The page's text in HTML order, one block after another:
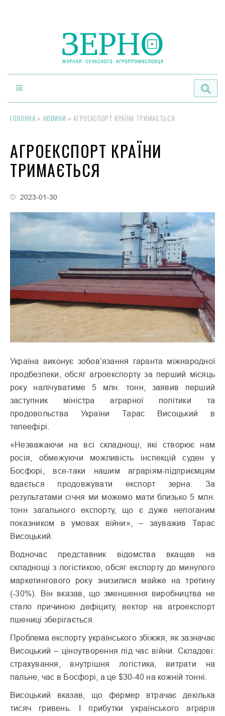
ГОЛОВНА » НОВИНИ »АГРОЕКСПОРТ КРАЇНИ ТРИМАЄТЬСЯ
АГРОЕКСПОРТ КРАЇНИ
ТРИМАЄТЬСЯ
2023-01-30
Україна виконує зобов’язання гаранта міжнародної
продбезпеки, обсяг агроекспорту за перший місяць
року налічуватиме 5 млн. тонн, заявив перший
заступник міністра аграрної політики та
продовольства України Тарас Висоцький в
телеефірі.
«Незважаючи на всі складнощі, які створює нам
росія, обмежуючи можливість інспекцій суден у
Босфорі, все-таки нашим аграріям-підприємцям
вдається продовжувати експорт зерна. За
результатами січня ми можемо мати близько 5 млн.
тонн загального експорту, що є дуже непоганим
показником в умовах війни», – зауважив Тарас
Висоцький.
Водночас представник відомства вкащав на
складнощі з логістикою, обсяг експорту до минулого
маркетингового року знизилися майже на третину
(-30%). Він вказав, що зменшення виробництва не
стало причиною дефіциту, вектор на агроекспорт
пшениці зберігається.
Проблема експорту українського збіжжя, як зазначає
Висоцький – ціноутворення під час війни. Складові:
страхування, внутрішня логістика, витрати на
пальне, час в Босфорі, а це $30-40 на кожній тонні.
Висоцький вказав, що фермер втрачає декілька
тисяч гривень. І прибутки українського аграрія